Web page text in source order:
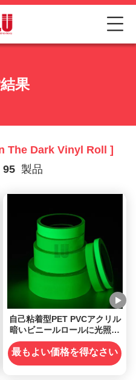
果
The Dark Vinyl Roll ]
95 製品
自己粘着型PET PVCアクリル
暗いビニールロールに光照明
ビニール 2-12時間
最もよい価格を得なさい